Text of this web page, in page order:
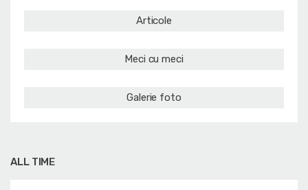
Articole
Meci cu meci
Galerie foto
ALL TIME